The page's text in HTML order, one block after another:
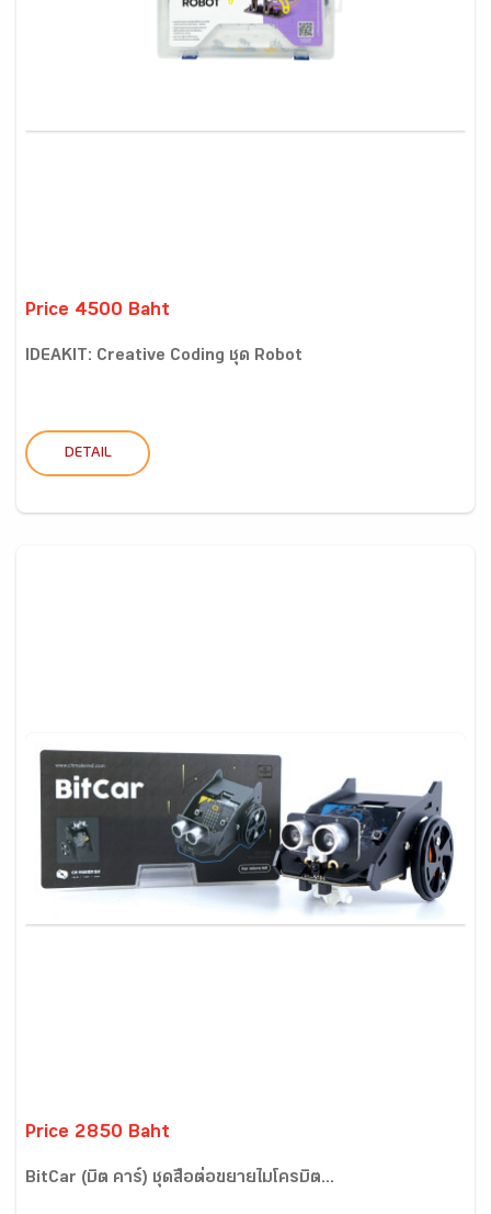
Price 4500 Baht
IDEAKIT: Creative Coding ชุด Robot
DETAIL
Price 2850 Baht
BitCar (บิต คาร์) ชุดสื่อต่อขยายไมโครบิต...